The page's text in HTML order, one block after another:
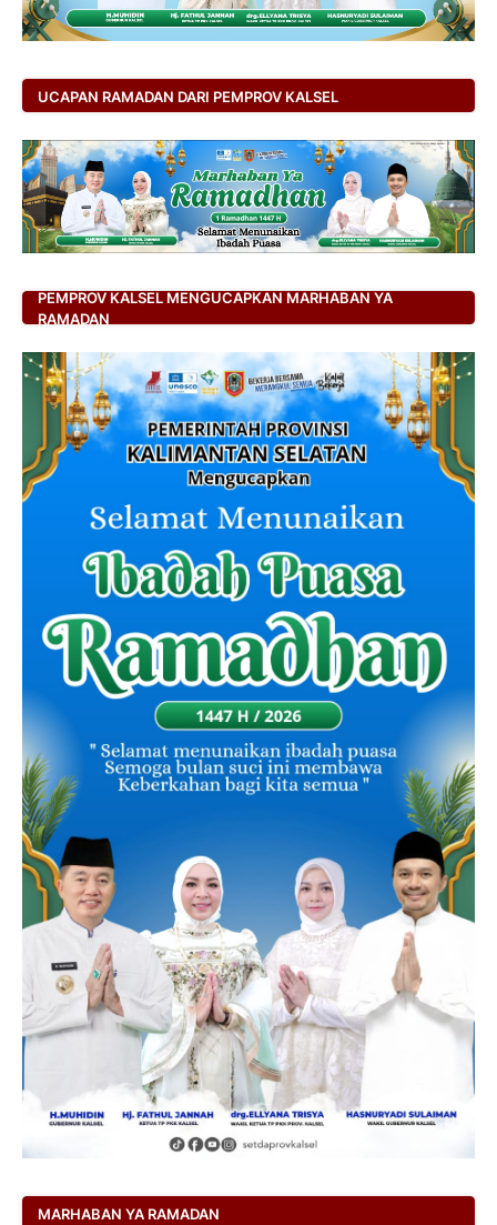
UCAPAN RAMADAN DARI PEMPROV KALSEL
PEMPROV KALSEL MENGUCAPKAN MARHABAN YA
RAMADAN
MARHABAN YA RAMADAN